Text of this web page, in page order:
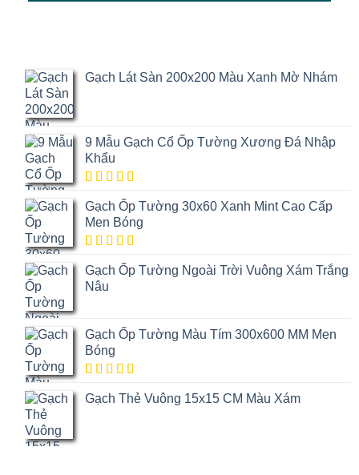
Gạch Lát Sàn 200x200 Màu Xanh Mờ Nhám
9 Mẫu Gạch Cổ Ốp Tường Xương Đá Nhập
Khẩu
trên
5 dựa trên
đánh giá
Gạch Ốp Tường 30x60 Xanh Mint Cao Cấp
Men Bóng
trên
5 dựa trên
đánh giá
Gạch Ốp Tường Ngoài Trời Vuông Xám Trắng
Nâu
Gạch Ốp Tường Màu Tím 300x600 MM Men
Bóng
5 dựa trên
Gạch Thẻ Vuông 15x15 CM Màu Xám